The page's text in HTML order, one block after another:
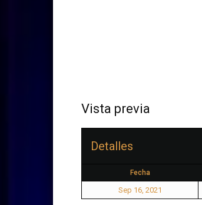
Vista previa
Detalles
Fecha
Sep 16, 2021